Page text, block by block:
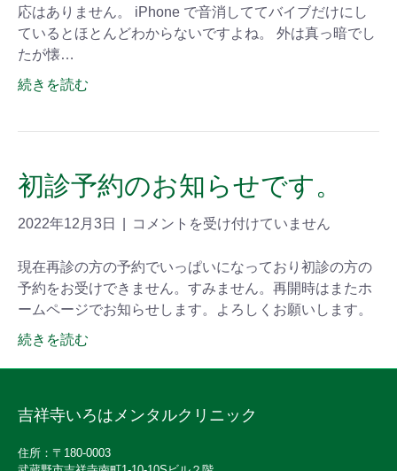
応はありません。 iPhone で音消しててバイブだけにし
ているとほとんどわからないですよね。 外は真っ暗でし
たが懐…
続きを読む
初診予約のお知らせです。
2022年12月3日 コメントを受け付けていません
現在再診の方の予約でいっぱいになっており初診の方の
予約をお受けできません。すみません。再開時はまたホ
ームページでお知らせします。よろしくお願いします。
続きを読む
吉祥寺いろはメンタルクリニック
住所：〒180-0003